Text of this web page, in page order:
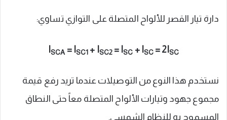
دارة تيار القصر للألواح المتصلة على التوازي تساوي:
ISCA = I SC1 + I SC2= ISC + I SC = 2I SC
نستخدم هذا النوع من التوصيلات عندما تريد رفع قيمة
مجموع جهود وتيارات الألواح المتصلة معاً حتى النطاق
المسموح به للنظام الشمسي.